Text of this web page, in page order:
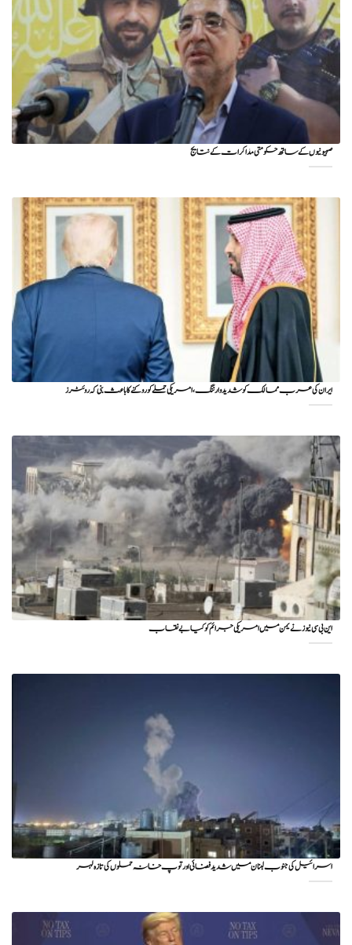
صہیونیوں کے ساتھ حکومتی مذاکرات کے نتایج
ایران کی عرب ممالک کو شدید وارننگ، امریکی حملے کو روکنے کا باعث بنی کہ روئٹرز
این بی سی نیوز نے یمن میں امریکی جرائم کو کیا بے نقاب
اسرائیل کی جنوب لبنان میں شدید فضائی اور توپ خانہ حملوں کی تازہ لہر